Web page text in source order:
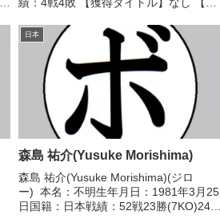
丸木)1995/11/19 ●1RKO 山村 朱伸
(中日)...
日本
森島 祐介(Yusuke Morishima)
森島 祐介(Yusuke Morishima)(ジロ
ー) 本名：不明生年月日：1981年3月25
日国籍：日本戦績：52戦23勝(7KO)24敗